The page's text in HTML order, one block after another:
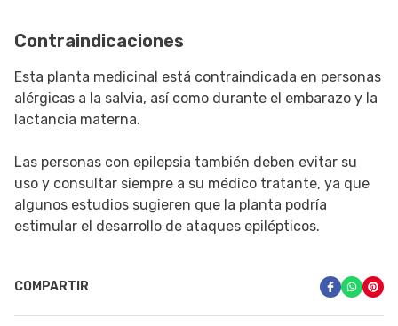
Contraindicaciones
Esta planta medicinal está contraindicada en personas
alérgicas a la salvia, así como durante el embarazo y la
lactancia materna.
Las personas con epilepsia también deben evitar su
uso y consultar siempre a su médico tratante, ya que
algunos estudios sugieren que la planta podría
estimular el desarrollo de ataques epilépticos.
COMPARTIR